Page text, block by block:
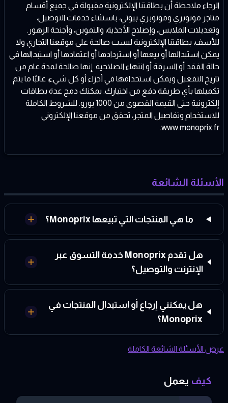
الرجاء ملاحظة أن بطاقتنا الإلكترونية مقبولة في جميع أقسام
متاجر مونوبري ومونوبري بيوتي، باستثناء خدمات التوصيل،
وتعديلات الملابس، وإصلاح الأحذية، والتموين، وأجنحة الزهور.
للأسف، بطاقتنا الإلكترونية ليست صالحة على موقعنا التجاري ولا
يمكن استبدالها أو بيعها أو استردادها أو اعتمادها أو استبدالها في
حالة الفقد أو السرقة أو انتهاء الصلاحية. إنها صالحة لمدة عام من
تاريخ التفعيل ويمكن استخدامها في أجزاء أو كل شيء، غالبًا ما يتم
تكميلها بأي طريقة دفع من اختيارك. يمكنك دمج عدة بطاقات
إلكترونية حتى القيمة القصوى من 1000 يورو. للشروط الكاملة
للاستخدام وتفاصيل المتجر، تحقق من موقعنا الإلكتروني
www.monoprix.fr.
الأسئلة الشائعة
ما هي المنتجات التي تبيعها Monoprix؟
هل تقدم Monoprix خدمة التسوق عبر
الإنترنت والتوصيل؟
هل يمكنني إرجاع أو استبدال المنتجات في
Monoprix؟
عرض الأسئلة الشائعة الكاملة
كيف يعمل